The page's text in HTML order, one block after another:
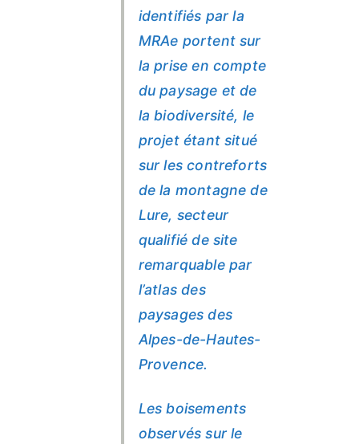
identifiés par la
MRAe portent sur
la prise en compte
du paysage et de
la biodiversité, le
projet étant situé
sur les contreforts
de la montagne de
Lure, secteur
qualifié de site
remarquable par
l’atlas des
paysages des
Alpes-de-Hautes-
Provence.
Les boisements
observés sur le